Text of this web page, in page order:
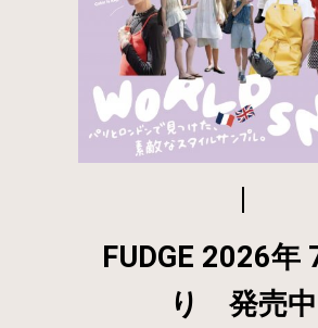
FUDGE 2026年
り 発売中